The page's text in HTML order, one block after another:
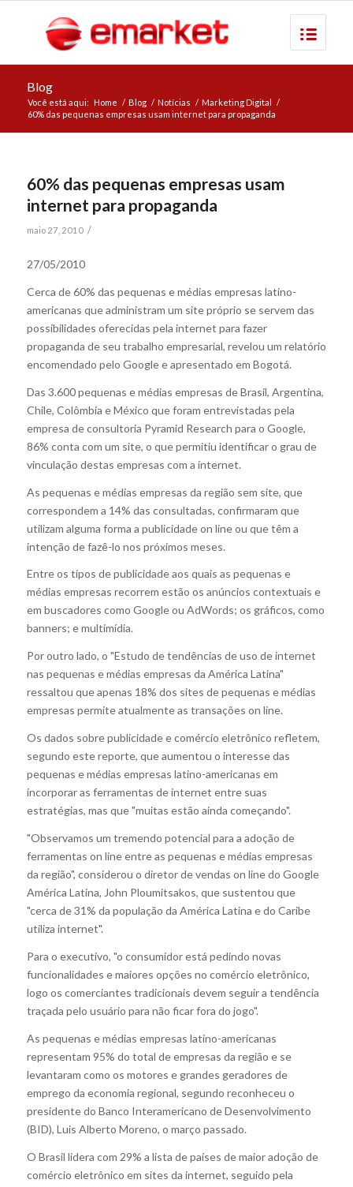
Blog
Você está aqui: Home / Blog / Notícias / Marketing Digital /
60% das pequenas empresas usam internet para propaganda
60% das pequenas empresas usam
internet para propaganda
maio 27, 2010 /
27/05/2010
Cerca de 60% das pequenas e médias empresas latino-
americanas que administram um site próprio se servem das
possibilidades oferecidas pela internet para fazer
propaganda de seu trabalho empresarial, revelou um relatório
encomendado pelo Google e apresentado em Bogotá.
Das 3.600 pequenas e médias empresas de Brasil, Argentina,
Chile, Colômbia e México que foram entrevistadas pela
empresa de consultoria Pyramid Research para o Google,
86% conta com um site, o que permitiu identificar o grau de
vinculação destas empresas com a internet.
As pequenas e médias empresas da região sem site, que
correspondem a 14% das consultadas, confirmaram que
utilizam alguma forma a publicidade on line ou que têm a
intenção de fazê-lo nos próximos meses.
Entre os tipos de publicidade aos quais as pequenas e
médias empresas recorrem estão os anúncios contextuais e
em buscadores como Google ou AdWords; os gráficos, como
banners; e multimídia.
Por outro lado, o "Estudo de tendências de uso de internet
nas pequenas e médias empresas da América Latina"
ressaltou que apenas 18% dos sites de pequenas e médias
empresas permite atualmente as transações on line.
Os dados sobre publicidade e comércio eletrônico refletem,
segundo este reporte, que aumentou o interesse das
pequenas e médias empresas latino-americanas em
incorporar as ferramentas de internet entre suas
estratégias, mas que "muitas estão ainda começando".
"Observamos um tremendo potencial para a adoção de
ferramentas on line entre as pequenas e médias empresas
da região", considerou o diretor de vendas on line do Google
América Latina, John Ploumitsakos, que sustentou que
"cerca de 31% da população da América Latina e do Caribe
utiliza internet".
Para o executivo, "o consumidor está pedindo novas
funcionalidades e maiores opções no comércio eletrônico,
logo os comerciantes tradicionais devem seguir a tendência
traçada pelo usuário para não ficar fora do jogo".
As pequenas e médias empresas latino-americanas
representam 95% do total de empresas da região e se
levantaram como os motores e grandes geradores de
emprego da economia regional, segundo reconheceu o
presidente do Banco Interamericano de Desenvolvimento
(BID), Luis Alberto Moreno, o março passado.
O Brasil lidera com 29% a lista de países de maior adoção de
comércio eletrônico em sites da internet, seguido pela